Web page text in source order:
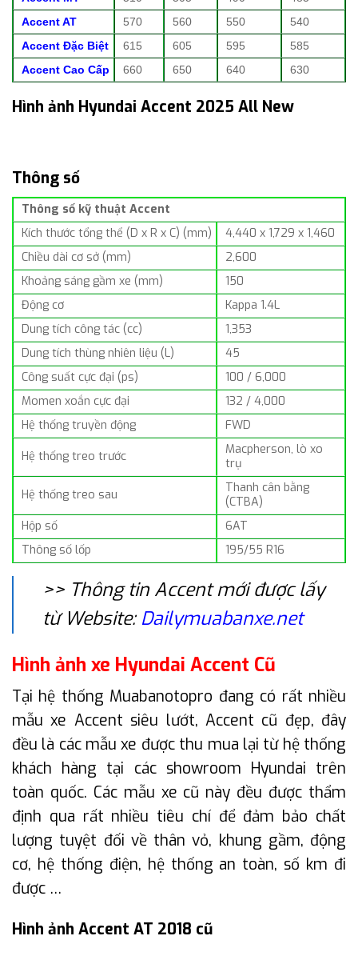
Accent AT
570 560 550
540
Accent Đặc Biệt
615 605 595
585
Accent Cao Cấp
660 650 640 630
Hình ảnh Hyundai Accent 2025 All New
Thông số
Thông số kỹ thuật Accent
Kích thước tổng thể (D x R x C) (mm)
4,440 x 1,729 x 1,460
Chiều dài cơ sở (mm)
2,600
Khoảng sáng gầm xe (mm)
150
Động cơ
Kappa 1.4L
Dung tích công tác (cc)
1,353
Dung tích thùng nhiên liệu (L)
45
Công suất cực đại (ps)
100 / 6,000
Momen xoắn cực đại
132 / 4,000
Hệ thống truyền động
FWD
Hệ thống treo trước
Macpherson, lò xo
trụ
Hệ thống treo sau
Thanh cân bằng
(CTBA)
Hộp số
6AT
Thông số lốp
195/55 R16
>> Thông tin Accent mới được lấy
từ Website: Dailymuabanxe.net
Hình ảnh xe Hyundai Accent Cũ
Tại hệ thống Muabanotopro đang có rất nhiều
mẫu xe Accent siêu lướt, Accent cũ đẹp, đây
đều là các mẫu xe được thu mua lại từ hệ thống
khách hàng tại các showroom Hyundai trên
toàn quốc. Các mẫu xe cũ này đều được thẩm
định qua rất nhiều tiêu chí để đảm bảo chất
lượng tuyệt đối về thân vỏ, khung gầm, động
cơ, hệ thống điện, hệ thống an toàn, số km đi
được …
Hình ảnh Accent AT 2018 cũ